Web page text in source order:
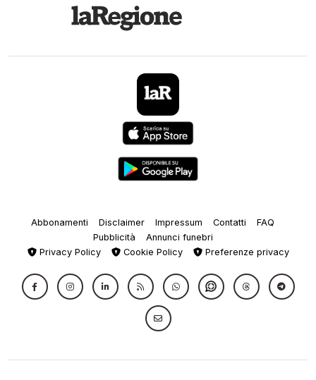
Abbonamenti Disclaimer Impressum Contatti
FAQ
Pubblicità
Annunci funebri
Privacy Policy
Cookie Policy Preferenze privacy